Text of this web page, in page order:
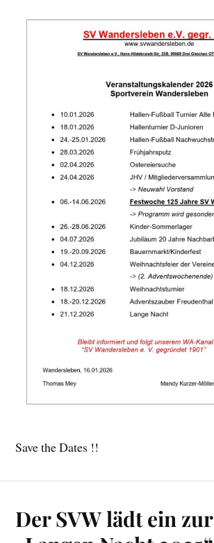
Save the Dates !!
Der SVW lädt ein zur